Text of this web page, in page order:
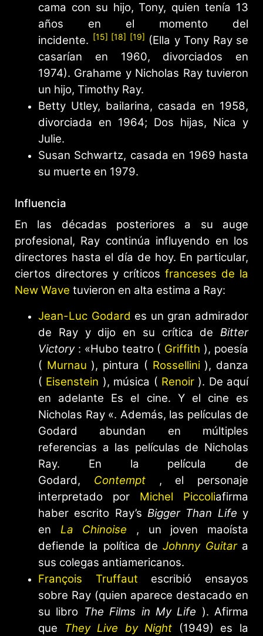
cama con su hijo, Tony, quien tenía 13
años en el momento del
incidente. [15] [18] [19] (Ella y Tony Ray se
casarían en 1960, divorciados en
1974). Grahame y Nicholas Ray tuvieron
un hijo, Timothy Ray.
Betty Utley, bailarina, casada en 1958,
divorciada en 1964; Dos hijas, Nica y
Julie.
Susan Schwartz, casada en 1969 hasta
su muerte en 1979.
Influencia
En las décadas posteriores a su auge
profesional, Ray continúa influyendo en los
directores hasta el día de hoy. En particular,
ciertos directores y críticos franceses de la
New Wave tuvieron en alta estima a Ray:
Jean-Luc Godard es un gran admirador
de Ray y dijo en su crítica de Bitter
Victory: «Hubo teatro ( Griffith ), poesía
( Murnau ), pintura ( Rossellini), danza
( Eisenstein ), música ( Renoir). De aquí
en adelante Es el cine. Y el cine es
Nicholas Ray «. Además, las películas de
Godard abundan en múltiples
referencias a las películas de Nicholas
Ray. En la película de
Godard, Contempt, el personaje
interpretado por Michel Piccoliafirma
haber escrito Ray’s Bigger Than Life y
en La Chinoise , un joven maoísta
defiende la política deJohnny Guitara
sus colegas antiamericanos.
François Truffaut escribió ensayos
sobre Ray (quien aparece destacado en
su libro The Films in My Life ). Afirma
que
They Live by Night (1949) es la